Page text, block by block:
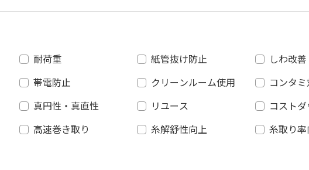
耐荷重 紙管抜け防止 しわ改善
帯電防止 クリーンルーム使用 コンタ
真円性・真直性 リユース コスト
高速巻き取り 糸解舒性向上 糸取り率